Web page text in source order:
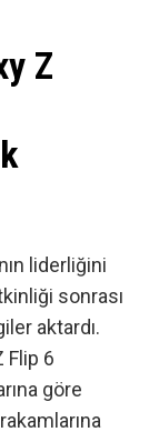
Z
liderliğini
sonrası
aktardı.
Flip 6
göre